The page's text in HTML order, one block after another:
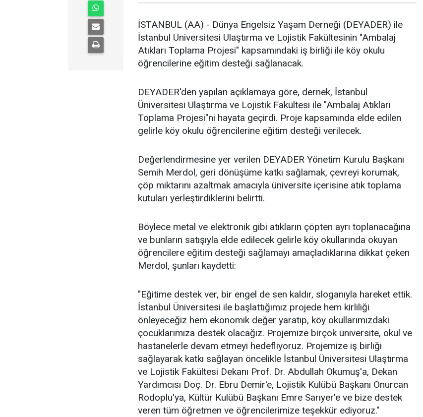
İSTANBUL (AA) - Dünya Engelsiz Yaşam Derneği (DEYADER) ile
İstanbul Üniversitesi Ulaştırma ve Lojistik Fakültesinin "Ambalaj
Atıkları Toplama Projesi" kapsamındaki iş birliği ile köy okulu
öğrencilerine eğitim desteği sağlanacak.
DEYADER'den yapılan açıklamaya göre, dernek, İstanbul
Üniversitesi Ulaştırma ve Lojistik Fakültesi ile "Ambalaj Atıkları
Toplama Projesi"ni hayata geçirdi. Proje kapsamında elde edilen
gelirle köy okulu öğrencilerine eğitim desteği verilecek.
Değerlendirmesine yer verilen DEYADER Yönetim Kurulu Başkanı
Semih Merdol, geri dönüşüme katkı sağlamak, çevreyi korumak,
çöp miktarını azaltmak amacıyla üniversite içerisine atık toplama
kutuları yerleştirdiklerini belirtti.
Böylece metal ve elektronik gibi atıkların çöpten ayrı toplanacağına
ve bunların satışıyla elde edilecek gelirle köy okullarında okuyan
öğrencilere eğitim desteği sağlamayı amaçladıklarına dikkat çeken
Merdol, şunları kaydetti:
"Eğitime destek ver, bir engel de sen kaldır, sloganıyla hareket ettik.
İstanbul Üniversitesi ile başlattığımız projede hem kirliliği
önleyeceğiz hem ekonomik değer yaratıp, köy okullarımızdaki
çocuklarımıza destek olacağız. Projemize birçok üniversite, okul ve
hastanelerle devam etmeyi hedefliyoruz. Projemize iş birliği
sağlayarak katkı sağlayan öncelikle İstanbul Üniversitesi Ulaştırma
ve Lojistik Fakültesi Dekanı Prof. Dr. Abdullah Okumuş'a, Dekan
Yardımcısı Doç. Dr. Ebru Demir'e, Lojistik Kulübü Başkanı Onurcan
Rodoplu'ya, Kültür Kulübü Başkanı Emre Sarıyer'e ve bize destek
veren tüm öğretmen ve öğrencilerimize teşekkür ediyoruz."